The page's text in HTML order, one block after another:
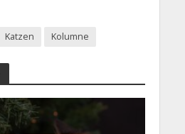
Katzen Kolumne